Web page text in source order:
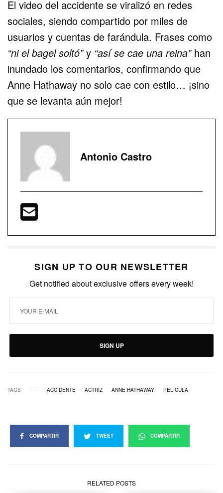
El video del accidente se viralizó en redes
sociales, siendo compartido por miles de
usuarios y cuentas de farándula. Frases como
“ni el bagel soltó”y “así se cae una reina”han
inundado los comentarios, confirmando que
Anne Hathaway no solo cae con estilo… ¡sino
que se levanta aún mejor!
Antonio Castro
SIGN UP TO OUR NEWSLETTER
Get notified about exclusive offers every week!
SIGN UP
TAGS ACCIDENTE ACTRIZ ANNE HATHAWAY PELÍCULA
COMPARTIR TWEET COMPARTIR
RELATED POSTS